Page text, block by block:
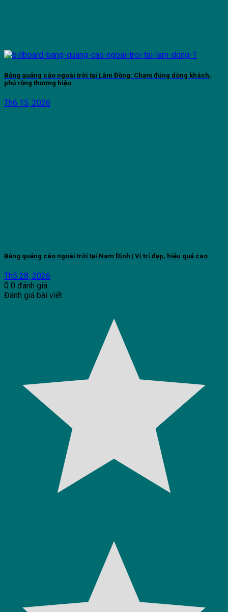
Bảng quảng cáo ngoài trời tại Lâm Đồng: Chạm đúng dòng khách,
phủ rộng thương hiệu
Th6 15, 2026
Bảng quảng cáo ngoài trời tại Nam Định | Vị trí đẹp, hiệu quả cao
Th5 28, 2026
0 0 đánh giá
Đánh giá bài viết